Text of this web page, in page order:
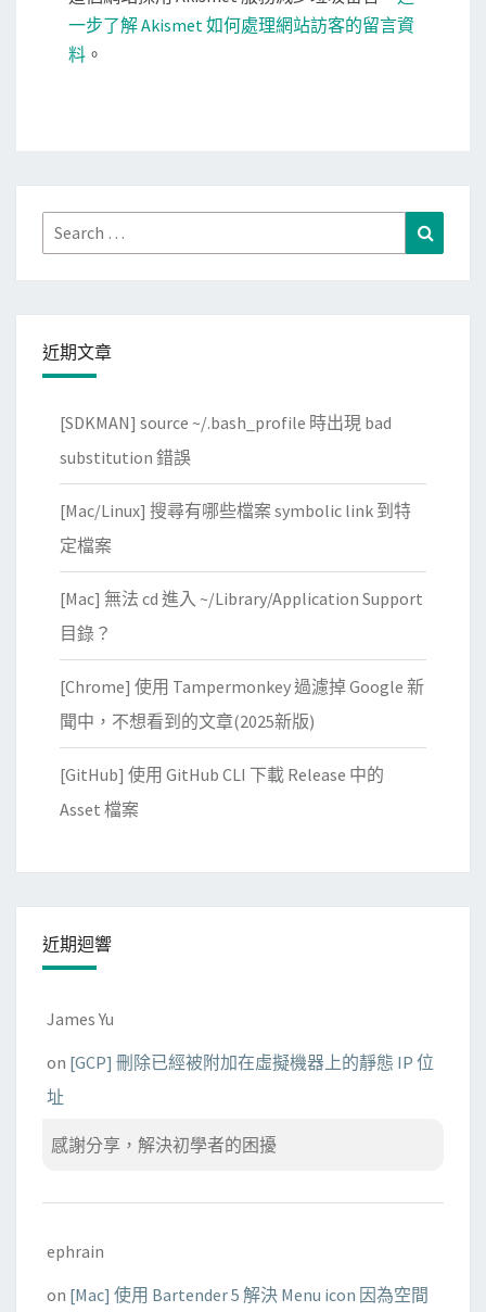
一步了解 Akismet 如何處理網站訪客的留言資
料 。
Search
for:
近期文章
[SDKMAN] source ~/.bash_profile 時出現 bad
substitution 錯誤
[Mac/Linux] 搜尋有哪些檔案 symbolic link 到特
定檔案
[Mac] 無法 cd 進入 ~/Library/Application Support
目錄？
[Chrome] 使用 Tampermonkey 過濾掉 Google 新
聞中，不想看到的文章(2025新版)
[GitHub] 使用 GitHub CLI 下載 Release 中的
Asset 檔案
近期迴響
James Yu
on [GCP] 刪除已經被附加在虛擬機器上的靜態 IP 位
址
感謝分享，解決初學者的困擾
ephrain
on [Mac] 使用 Bartender 5 解決 Menu icon 因為空間